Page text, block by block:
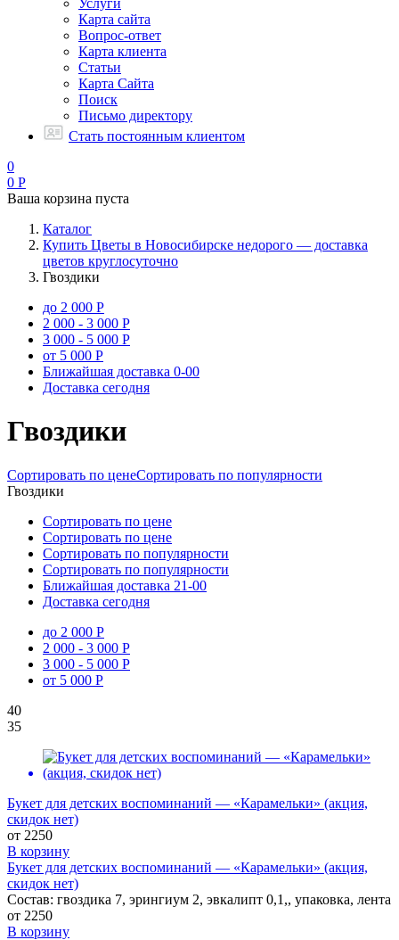
Услуги
Карта сайта
Вопрос-ответ
Карта клиента
Статьи
Карта Сайта
Поиск
Письмо директору
Стать постоянным клиентом
0
0 Р
Ваша корзина пуста
Каталог
Купить Цветы в Новосибирске недорого — доставка
цветов круглосуточно
Гвоздики
до 2 000 Р
2 000 - 3 000 Р
3 000 - 5 000 Р
от 5 000 Р
Ближайшая доставка 0-00
Доставка сегодня
Гвоздики
Сортировать по ценеСортировать по популярности
Гвоздики
Сортировать по цене
Сортировать по цене
Сортировать по популярности
Сортировать по популярности
Ближайшая доставка 21-00
Доставка сегодня
до 2 000 Р
2 000 - 3 000 Р
3 000 - 5 000 Р
от 5 000 Р
40
35
Букет для детских воспоминаний — «Карамельки» (акция,
скидок нет)
от 2250
В корзину
Букет для детских воспоминаний — «Карамельки» (акция,
скидок нет)
Состав: гвоздика 7, эрингиум 2, эвкалипт 0,1,, упаковка, лента
от 2250
В корзину